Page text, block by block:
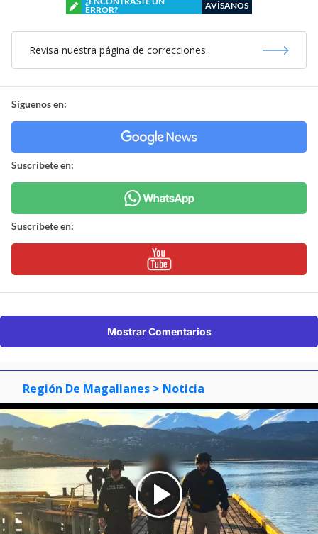
ERROR?
AVÍSANOS
Revisa nuestra página de correcciones
Síguenos en:
Suscríbete en:
Suscríbete en:
Mostrar Comentarios
Región De Magallanes > Noticia